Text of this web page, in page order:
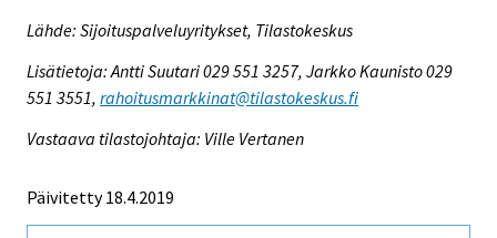
Lähde: Sijoituspalveluyritykset, Tilastokeskus
Lisätietoja: Antti Suutari 029 551 3257, Jarkko Kaunisto 029
551 3551, rahoitusmarkkinat@tilastokeskus.fi
Vastaava tilastojohtaja: Ville Vertanen
Päivitetty 18.4.2019